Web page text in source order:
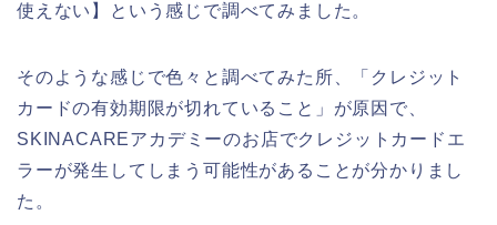
使えない】という感じで調べてみました。
そのような感じで色々と調べてみた所、「クレジット
カードの有効期限が切れていること」が原因で、
SKINACAREアカデミーのお店でクレジットカードエ
ラーが発生してしまう可能性があることが分かりまし
た。